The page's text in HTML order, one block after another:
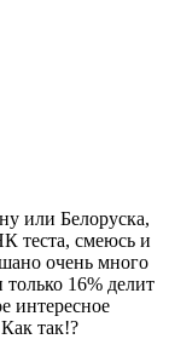
или Белоруска,
теста, смеюсь и
очень много
16% делит
интересное
так!?